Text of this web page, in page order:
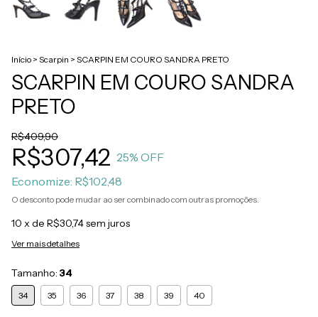
Início > Scarpin > SCARPIN EM COURO SANDRA PRETO
SCARPIN EM COURO SANDRA
PRETO
R$409,90
R$307,42 25% OFF
Economize: R$102,48
O desconto pode mudar ao ser combinado com outras promoções.
10 x de R$30,74sem juros
Ver mais detalhes
Tamanho: 34
34 35 36 37 38 39 40